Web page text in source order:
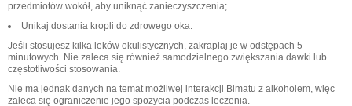
przedmiotów wokół, aby uniknąć zanieczyszczenia;
Unikaj dostania kropli do zdrowego oka.
Jeśli stosujesz kilka leków okulistycznych, zakraplaj je w odstępach 5-
minutowych. Nie zaleca się również samodzielnego zwiększania dawki lub
częstotliwości stosowania.
Nie ma jednak danych na temat możliwej interakcji Bimatu z alkoholem, więc
zaleca się ograniczenie jego spożycia podczas leczenia.